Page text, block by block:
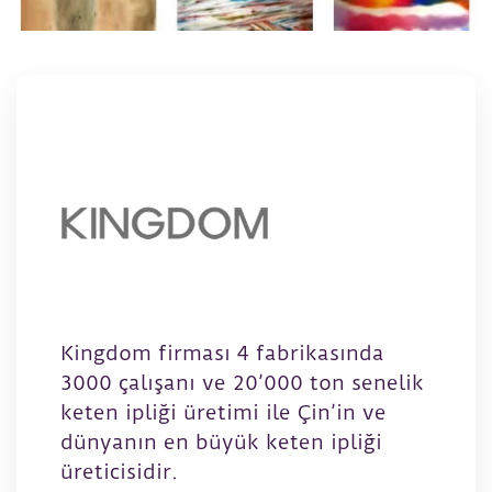
Kingdom firması 4 fabrikasında
3000 çalışanı ve 20’000 ton senelik
keten ipliği üretimi ile Çin’in ve
dünyanın en büyük keten ipliği
üreticisidir.